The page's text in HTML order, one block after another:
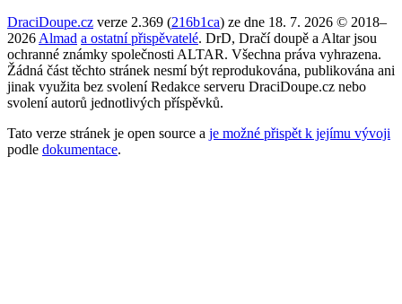
DraciDoupe.cz verze 2.369 (216b1ca) ze dne 18. 7. 2026 © 2018–
2026 Almad a ostatní přispěvatelé. DrD, Dračí doupě a Altar jsou
ochranné známky společnosti ALTAR. Všechna práva vyhrazena.
Žádná část těchto stránek nesmí být reprodukována, publikována ani
jinak využita bez svolení Redakce serveru DraciDoupe.cz nebo
svolení autorů jednotlivých příspěvků.
Tato verze stránek je open source a je možné přispět k jejímu vývoji
podle dokumentace.